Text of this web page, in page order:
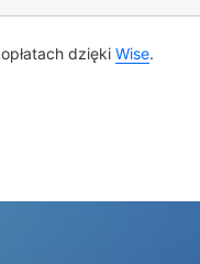
dzięki Wise.